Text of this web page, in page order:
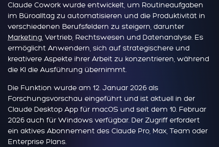
Claude Cowork wurde entwickelt, um Routineaufgaben
im Büroalltag zu automatisieren und die Produktivität in
verschiedenen Berufsfeldern zu steigern, darunter
Marketing, Vertrieb, Rechtswesen und Datenanalyse. Es
ermöglicht Anwendern, sich auf strategischere und
kreativere Aspekte ihrer Arbeit zu konzentrieren, während
die KI die Ausführung übernimmt.
Die Funktion wurde am 12. Januar 2026 als
Forschungsvorschau eingeführt und ist aktuell in der
Claude Desktop App für macOS und seit dem 10. Februar
2026 auch für Windows verfügbar. Der Zugriff erfordert
ein aktives Abonnement des Claude Pro, Max, Team oder
Enterprise Plans.